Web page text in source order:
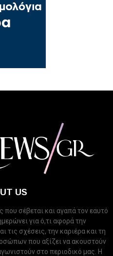
US
που σέβεται και αγαπά τον εαυτό
για ό,τι αφορά την
τις σχέσεις, την καριέρα και τη
που αξίζει να ακουστούν
στο περιοδικό μας. Η